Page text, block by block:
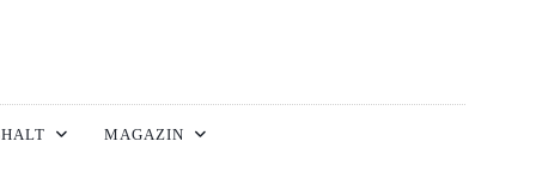
MAGAZIN